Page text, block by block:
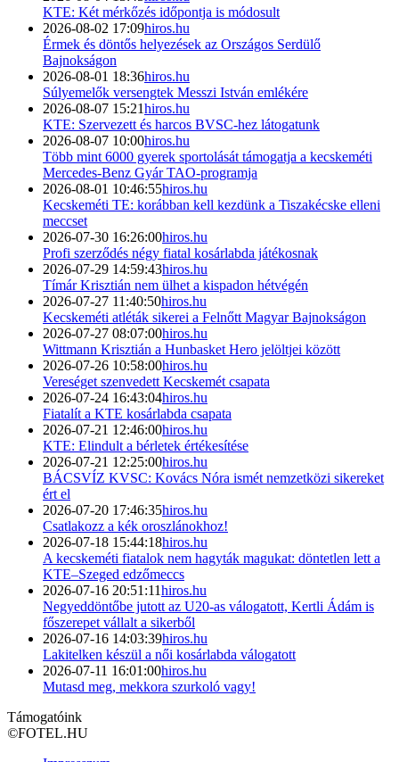
KTE: Két mérkőzés időpontja is módosult
2026-08-02 17:09hiros.hu
Érmek és döntős helyezések az Országos Serdülő
Bajnokságon
2026-08-01 18:36hiros.hu
Súlyemelők versengtek Messzi István emlékére
2026-08-07 15:21hiros.hu
KTE: Szervezett és harcos BVSC-hez látogatunk
2026-08-07 10:00hiros.hu
Több mint 6000 gyerek sportolását támogatja a kecskeméti
Mercedes-Benz Gyár TAO-programja
2026-08-01 10:46:55hiros.hu
Kecskeméti TE: korábban kell kezdünk a Tiszakécske elleni
meccset
2026-07-30 16:26:00hiros.hu
Profi szerződés négy fiatal kosárlabda játékosnak
2026-07-29 14:59:43hiros.hu
Tímár Krisztián nem ülhet a kispadon hétvégén
2026-07-27 11:40:50hiros.hu
Kecskeméti atléták sikerei a Felnőtt Magyar Bajnokságon
2026-07-27 08:07:00hiros.hu
Wittmann Krisztián a Hunbasket Hero jelöltjei között
2026-07-26 10:58:00hiros.hu
Vereséget szenvedett Kecskemét csapata
2026-07-24 16:43:04hiros.hu
Fiatalít a KTE kosárlabda csapata
2026-07-21 12:46:00hiros.hu
KTE: Elindult a bérletek értékesítése
2026-07-21 12:25:00hiros.hu
BÁCSVÍZ KVSC: Kovács Nóra ismét nemzetközi sikereket
ért el
2026-07-20 17:46:35hiros.hu
Csatlakozz a kék oroszlánokhoz!
2026-07-18 15:44:18hiros.hu
A kecskeméti fiatalok nem hagyták magukat: döntetlen lett a
KTE–Szeged edzőmeccs
2026-07-16 20:51:11hiros.hu
Negyeddöntőbe jutott az U20-as válogatott, Kertli Ádám is
főszerepet vállalt a sikerből
2026-07-16 14:03:39hiros.hu
Lakitelken készül a női kosárlabda válogatott
2026-07-11 16:01:00hiros.hu
Mutasd meg, mekkora szurkoló vagy!
Támogatóink
©FOTEL.HU